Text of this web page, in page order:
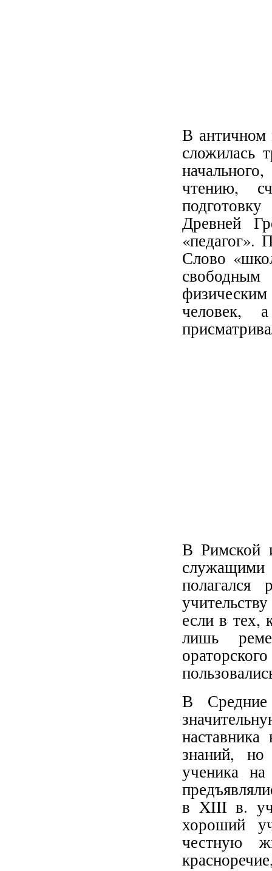
В
сложилась
чтению,
Древней
«педагог».
Слово
человек,
В Римской
служащими
если в тех,
лишь
В
знаний, но
ученика
в XIII в.
хороший
честную